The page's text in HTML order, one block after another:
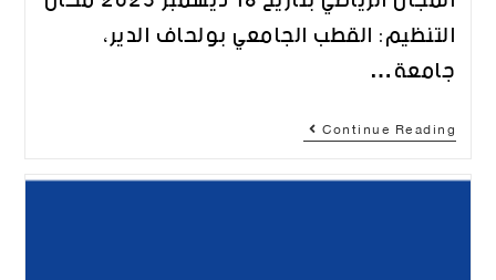
التنظيم: القطب الجامعي بولحاف الدير،
جامعة…
Continue Reading